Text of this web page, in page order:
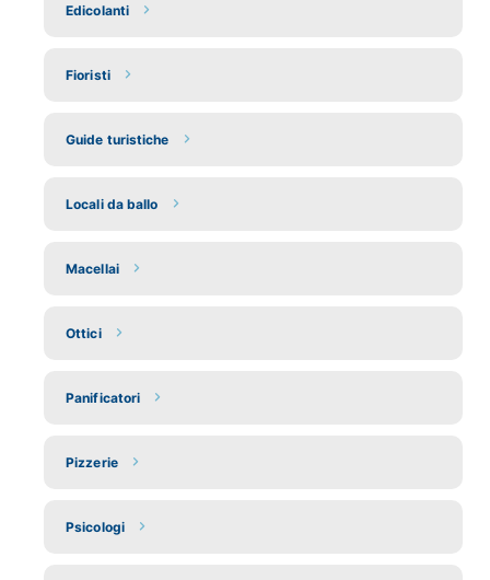
Edicolanti
Fioristi
Guide turistiche
Locali da ballo
Macellai
Ottici
Panificatori
Pizzerie
Psicologi